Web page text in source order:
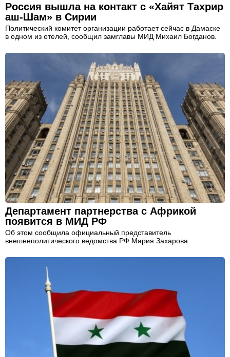
Россия вышла на контакт с «Хайят Тахрир
аш-Шам» в Сирии
Политический комитет организации работает сейчас в Дамаске
в одном из отелей, сообщил замглавы МИД Михаил Богданов.
Департамент партнерства с Африкой
появится в МИД РФ
Об этом сообщила официальный представитель
внешнеполитического ведомства РФ Мария Захарова.